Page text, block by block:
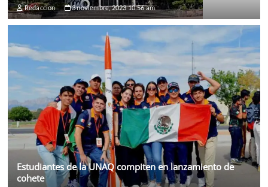
Redaccion 3 noviembre, 2023 10:56 am
Estudiantes de la UNAQ compiten en lanzamiento de
cohete